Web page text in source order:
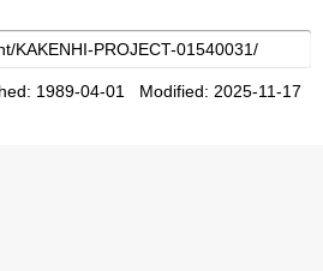
1989-04-01 Modified: 2025-11-17